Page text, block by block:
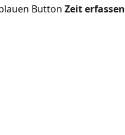
Button Zeit erfassen